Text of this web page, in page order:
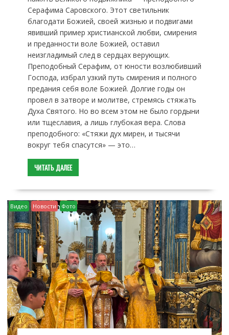
Серафима Саровского. Этот светильник
благодати Божией, своей жизнью и подвигами
явивший пример христианской любви, смирения
и преданности воле Божией, оставил
неизгладимый след в сердцах верующих.
Преподобный Серафим, от юности возлюбивший
Господа, избрал узкий путь смирения и полного
предания себя воле Божией. Долгие годы он
провел в затворе и молитве, стремясь стяжать
Духа Святого. Но во всем этом не было гордыни
или тщеславия, а лишь глубокая вера. Слова
преподобного: «Стяжи дух мирен, и тысячи
вокруг тебя спасутся» — это…
ЧИТАТЬ ДАЛЕЕ
Видео Новости Фото